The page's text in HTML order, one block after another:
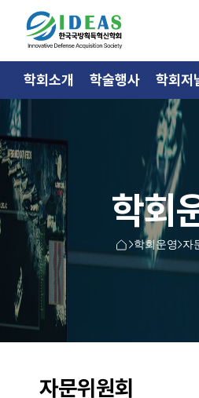
학회
학회운영 자
자문위원회
학회소개 학술행사 학회저